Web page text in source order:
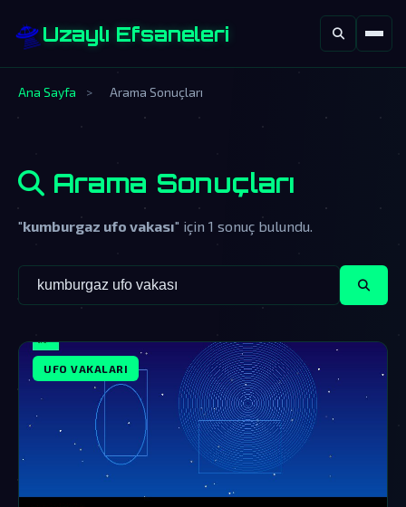
🛸Uzaylı Efsaneleri
Ana Sayfa > Arama Sonuçları
Arama Sonuçları
"kumburgaz ufo vakası" için 1 sonuç bulundu.
UFO VAKALARI